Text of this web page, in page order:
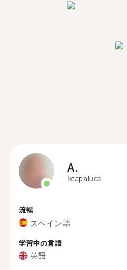
A.
Ixtapaluca
流暢
スペイン語
学習中の言語
英語